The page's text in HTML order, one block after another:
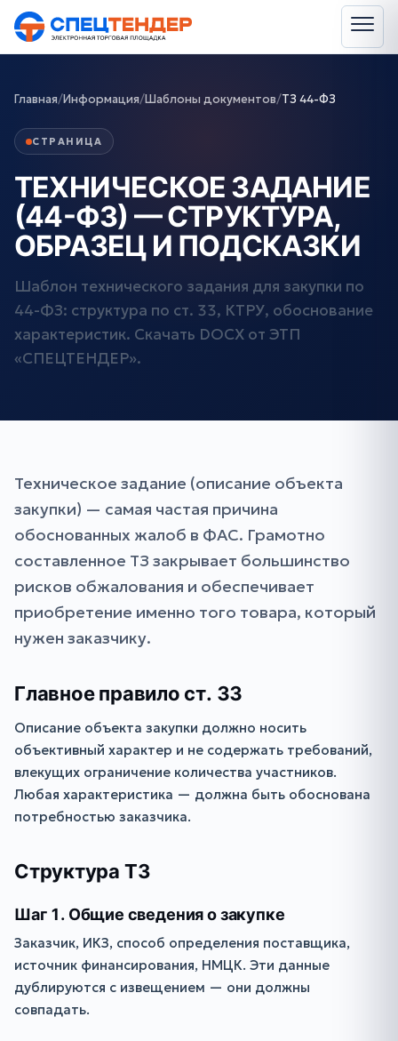
Главная/Информация/Шаблоны документов/ТЗ 44-ФЗ
СТРАНИЦА
ТЕХНИЧЕСКОЕ ЗАДАНИЕ
(44-ФЗ) — СТРУКТУРА,
ОБРАЗЕЦ И ПОДСКАЗКИ
Шаблон технического задания для закупки по
44-ФЗ: структура по ст. 33, КТРУ, обоснование
характеристик. Скачать DOCX от ЭТП
«СПЕЦТЕНДЕР».
Техническое задание (описание объекта
закупки) — самая частая причина
обоснованных жалоб в ФАС. Грамотно
составленное ТЗ закрывает большинство
рисков обжалования и обеспечивает
приобретение именно того товара, который
нужен заказчику.
Главное правило ст. 33
Описание объекта закупки должно носить
объективный характер и не содержать требований,
влекущих ограничение количества участников.
Любая характеристика — должна быть обоснована
потребностью заказчика.
Структура ТЗ
Шаг 1. Общие сведения о закупке
Заказчик, ИКЗ, способ определения поставщика,
источник финансирования, НМЦК. Эти данные
дублируются с извещением — они должны
совпадать.